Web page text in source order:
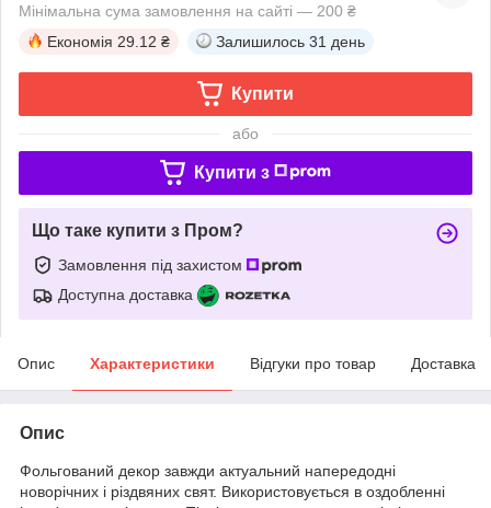
Мінімальна сума замовлення на сайті — 200 ₴
Економія 29.12 ₴ Залишилось 31 день
Купити
або
Купити з
Що таке купити з Пром?
Замовлення під захистом
Доступна доставка
Опис Характеристики Відгуки про товар Доставка
Опис
Фольгований декор завжди актуальний напередодні
новорічних і різдвяних свят. Використовується в оздобленні